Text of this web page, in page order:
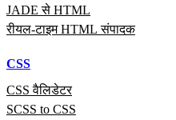
JADE से HTML
रीयल‑टाइम HTML संपादक
CSS
CSS वैलिडेटर
SCSS to CSS